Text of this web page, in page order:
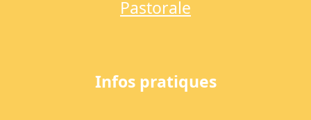
Pastorale
Infos pratiques